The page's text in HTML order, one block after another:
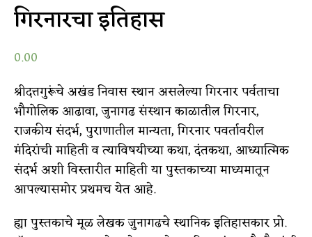
गिरनारचा इतिहास
0.00
श्रीदत्तगुरूंचे अखंड निवास स्थान असलेल्या गिरनार पर्वताचा
भौगोलिक आढावा, जुनागढ संस्थान काळातील गिरनार,
राजकीय संदर्भ, पुराणातील मान्यता, गिरनार पवर्तावरील
मंदिरांची माहिती व त्याविषयीच्या कथा, दंतकथा, आध्यात्मिक
संदर्भ अशी विस्तारीत माहिती या पुस्तकाच्या माध्यमातून
आपल्यासमोर प्रथमच येत आहे.
ह्या पुस्तकाचे मूळ लेखक जुनागढचे स्थानिक इतिहासकार प्रो.